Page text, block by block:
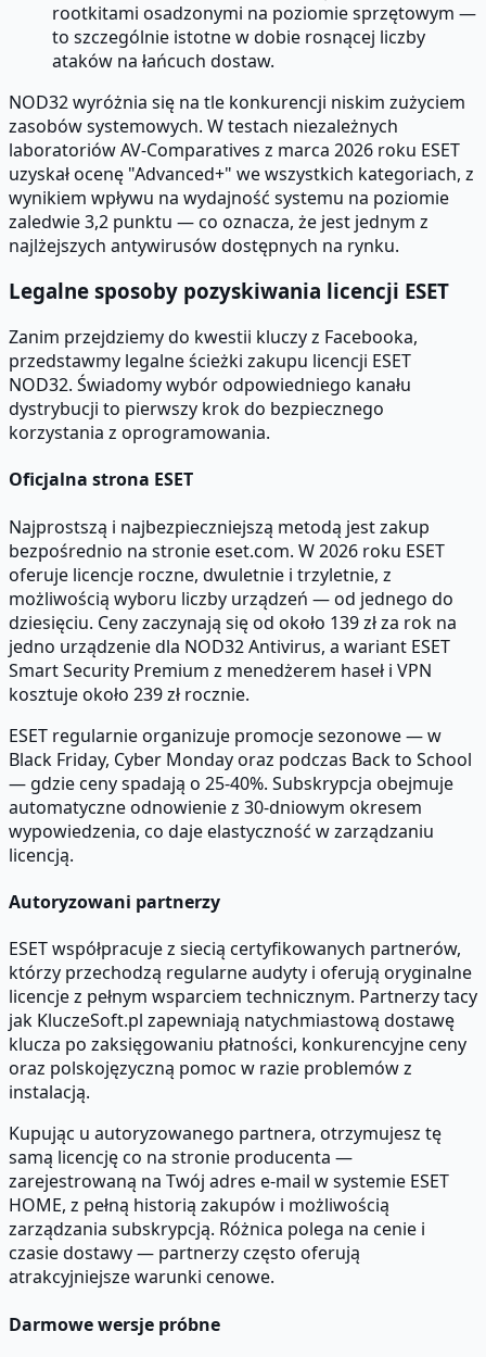
rootkitami osadzonymi na poziomie sprzętowym —
to szczególnie istotne w dobie rosnącej liczby
ataków na łańcuch dostaw.
NOD32 wyróżnia się na tle konkurencji niskim zużyciem
zasobów systemowych. W testach niezależnych
laboratoriów AV-Comparatives z marca 2026 roku ESET
uzyskał ocenę "Advanced+" we wszystkich kategoriach, z
wynikiem wpływu na wydajność systemu na poziomie
zaledwie 3,2 punktu — co oznacza, że jest jednym z
najlżejszych antywirusów dostępnych na rynku.
Legalne sposoby pozyskiwania licencji ESET
Zanim przejdziemy do kwestii kluczy z Facebooka,
przedstawmy legalne ścieżki zakupu licencji ESET
NOD32. Świadomy wybór odpowiedniego kanału
dystrybucji to pierwszy krok do bezpiecznego
korzystania z oprogramowania.
Oficjalna strona ESET
Najprostszą i najbezpieczniejszą metodą jest zakup
bezpośrednio na stronie eset.com. W 2026 roku ESET
oferuje licencje roczne, dwuletnie i trzyletnie, z
możliwością wyboru liczby urządzeń — od jednego do
dziesięciu. Ceny zaczynają się od około 139 zł za rok na
jedno urządzenie dla NOD32 Antivirus, a wariant ESET
Smart Security Premium z menedżerem haseł i VPN
kosztuje około 239 zł rocznie.
ESET regularnie organizuje promocje sezonowe — w
Black Friday, Cyber Monday oraz podczas Back to School
— gdzie ceny spadają o 25-40%. Subskrypcja obejmuje
automatyczne odnowienie z 30-dniowym okresem
wypowiedzenia, co daje elastyczność w zarządzaniu
licencją.
Autoryzowani partnerzy
ESET współpracuje z siecią certyfikowanych partnerów,
którzy przechodzą regularne audyty i oferują oryginalne
licencje z pełnym wsparciem technicznym. Partnerzy tacy
jak KluczeSoft.pl zapewniają natychmiastową dostawę
klucza po zaksięgowaniu płatności, konkurencyjne ceny
oraz polskojęzyczną pomoc w razie problemów z
instalacją.
Kupując u autoryzowanego partnera, otrzymujesz tę
samą licencję co na stronie producenta —
zarejestrowaną na Twój adres e-mail w systemie ESET
HOME, z pełną historią zakupów i możliwością
zarządzania subskrypcją. Różnica polega na cenie i
czasie dostawy — partnerzy często oferują
atrakcyjniejsze warunki cenowe.
Darmowe wersje próbne